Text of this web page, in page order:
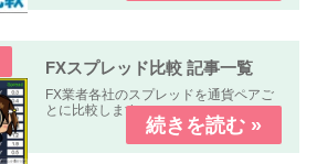
FXスプレッド比較 記事一覧
FX業者各社のスプレッドを通貨ペアご
とに比較します。